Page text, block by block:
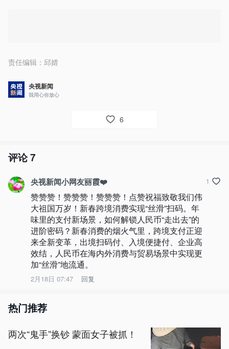
责任编辑： 邱婧
央视新闻
我用心你放心
6
评论7
央视新闻小网友丽霞❤️
赞赞赞！赞赞赞！赞赞赞！点赞祝福致敬我们伟
大祖国万岁！新春跨境消费实现“丝滑”扫码。年
味里的支付新场景，如何解锁人民币“走出去”的
进阶密码？新春消费的烟火气里，跨境支付正迎
来全新变革，出境扫码付、入境便捷付、企业高
效结，人民币在海内外消费与贸易场景中实现更
加“丝滑”地流通。
2月18日 07:47 回复
1
热门推荐
两次“鬼手”换钞 蒙面女子被抓！